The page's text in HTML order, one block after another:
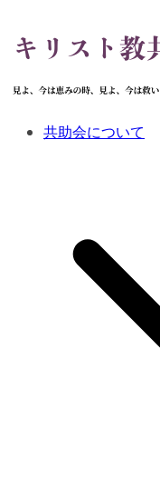
テ
ツ
共助会について